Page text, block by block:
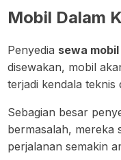
Mobil Dalam
Penyedia sewa
disewakan, mobil
terjadi kendala teknis
Sebagian besar
bermasalah, mereka
perjalanan semakin